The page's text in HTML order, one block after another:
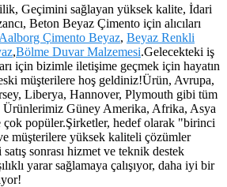
Geçimini sağlayan yüksek kalite, İdari
Beton Beyaz Çimento için alıcıları
Aalborg Çimento Beyaz, Beyaz Renkli
,Bölme Duvar Malzemesi.Gelecekteki iş
için bizimle iletişime geçmek için hayatın
müşterilere hoş geldiniz!Ürün, Avrupa,
Liberya, Hannover, Plymouth gibi tüm
Ürünlerimiz Güney Amerika, Afrika, Asya
popüler.Şirketler, hedef olarak "birinci
müşterilere yüksek kaliteli çözümler
sonrası hizmet ve teknik destek
yarar sağlamaya çalışıyor, daha iyi bir